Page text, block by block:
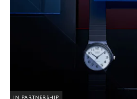
IN PARTNERSHIP